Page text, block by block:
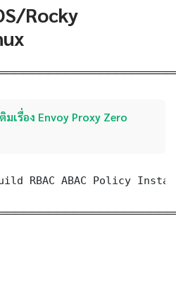
Rocky
มเรื่อง Envoy Proxy Zero
RBAC ABAC Policy